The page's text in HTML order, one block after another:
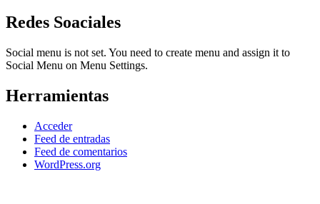
Redes Soaciales
Social menu is not set. You need to create menu and assign it to
Social Menu on Menu Settings.
Herramientas
Acceder
Feed de entradas
Feed de comentarios
WordPress.org